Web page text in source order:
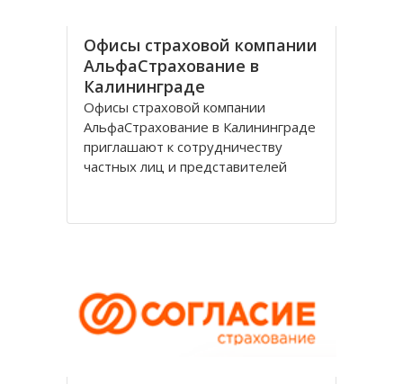
Офисы страховой компании
АльфаСтрахование в
Калининграде
Офисы страховой компании
АльфаСтрахование в Калининграде
приглашают к сотрудничеству
частных лиц и представителей
крупнейшим российским
страховую группу